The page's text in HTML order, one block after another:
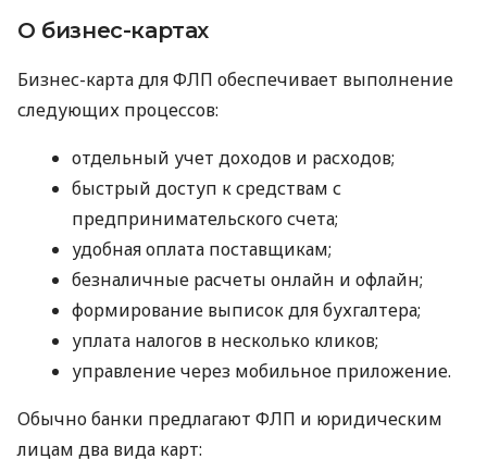
О бизнес-картах
Бизнес-карта для ФЛП обеспечивает выполнение
следующих процессов:
отдельный учет доходов и расходов;
быстрый доступ к средствам с
предпринимательского счета;
удобная оплата поставщикам;
безналичные расчеты онлайн и офлайн;
формирование выписок для бухгалтера;
уплата налогов в несколько кликов;
управление через мобильное приложение.
Обычно банки предлагают ФЛП и юридическим
лицам два вида карт: